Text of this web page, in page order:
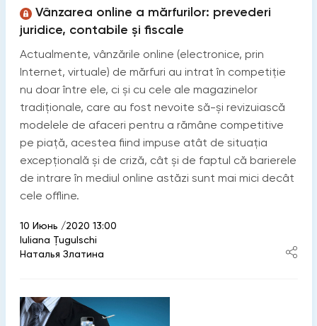
Vânzarea online a mărfurilor: prevederi
juridice, contabile și fiscale
Actualmente, vânzările online (electronice, prin
Internet, virtuale) de mărfuri au intrat în competiție
nu doar între ele, ci și cu cele ale magazinelor
tradiționale, care au fost nevoite să-și revizuiască
modelele de afaceri pentru a rămâne competitive
pe piață, acestea fiind impuse atât de situația
excepțională și de criză, cât și de faptul că barierele
de intrare în mediul online astăzi sunt mai mici decât
cele offline.
10 Июнь /2020 13:00
Iuliana Țugulschi
Наталья Златина